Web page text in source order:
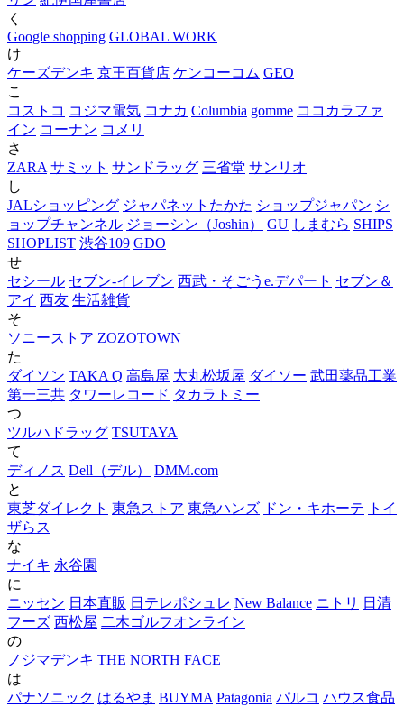
く
Google shopping GLOBAL WORK
け
ケーズデンキ 京王百貨店 ケンコーコム GEO
こ
コストコ コジマ電気 コナカ Columbia gomme ココカラファ
イン コーナン コメリ
さ
ZARA サミット サンドラッグ 三省堂 サンリオ
し
JALショッピング ジャパネットたかた ショップジャパン シ
ョップチャンネル ジョーシン（Joshin） GU しまむら SHIPS
SHOPLIST 渋谷109 GDO
せ
セシール セブン‐イレブン 西武・そごうe.デパート セブン＆
アイ 西友 生活雑貨
そ
ソニーストア ZOZOTOWN
た
ダイソン TAKA Q 高島屋 大丸松坂屋 ダイソー 武田薬品工業
第一三共 タワーレコード タカラトミー
つ
ツルハドラッグ TSUTAYA
て
ディノス Dell（デル）
DMM.com
と
東芝ダイレクト 東急ストア 東急ハンズ ドン・キホーテ
トイ
ザらス
な
ナイキ 永谷園
に
ニッセン 日本直販 日テレポシュレ New Balance ニトリ
日清
フーズ 西松屋 二木ゴルフオンライン
の
ノジマデンキ THE NORTH FACE
は
パナソニック はるやま BUYMA Patagonia パルコ ハウス食品